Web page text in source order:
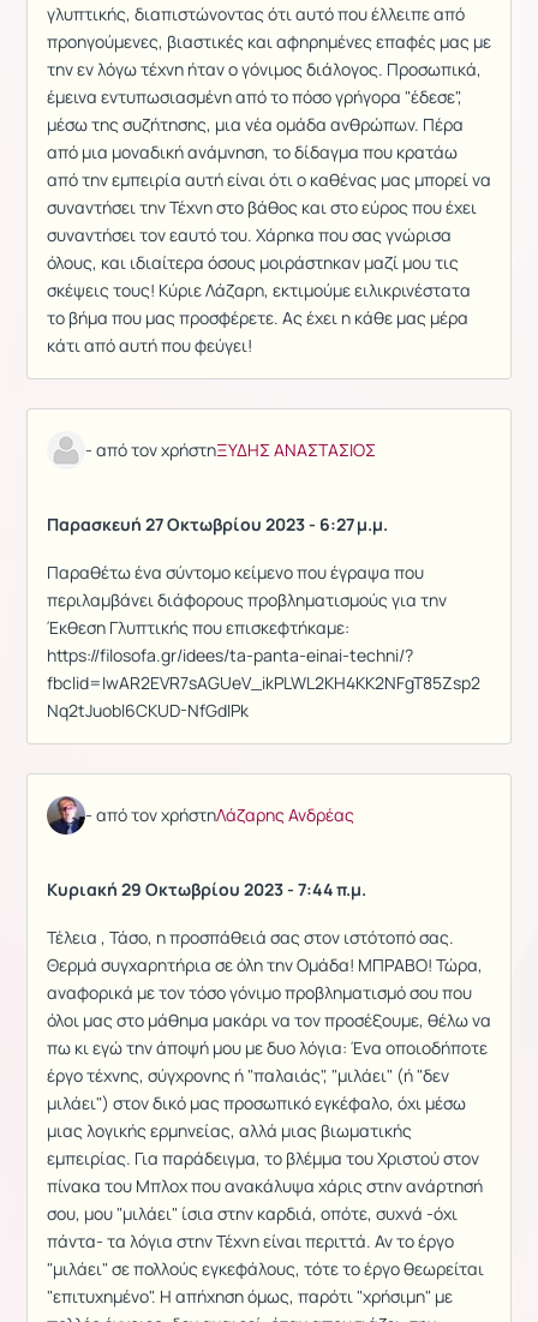
γλυπτικής, διαπιστώνοντας ότι αυτό που έλλειπε από
προηγούμενες, βιαστικές και αφηρημένες επαφές μας με
την εν λόγω τέχνη ήταν ο γόνιμος διάλογος. Προσωπικά,
έμεινα εντυπωσιασμένη από το πόσο γρήγορα "έδεσε",
μέσω της συζήτησης, μια νέα ομάδα ανθρώπων. Πέρα
από μια μοναδική ανάμνηση, το δίδαγμα που κρατάω
από την εμπειρία αυτή είναι ότι ο καθένας μας μπορεί να
συναντήσει την Τέχνη στο βάθος και στο εύρος που έχει
συναντήσει τον εαυτό του. Χάρηκα που σας γνώρισα
όλους, και ιδιαίτερα όσους μοιράστηκαν μαζί μου τις
σκέψεις τους! Κύριε Λάζαρη, εκτιμούμε ειλικρινέστατα
το βήμα που μας προσφέρετε. Ας έχει η κάθε μας μέρα
κάτι από αυτή που φεύγει!
- από τον χρήστηΞΥΔΗΣ ΑΝΑΣΤΑΣΙΟΣ
Παρασκευή 27 Οκτωβρίου 2023 - 6:27 μ.μ.
Παραθέτω ένα σύντομο κείμενο που έγραψα που
περιλαμβάνει διάφορους προβληματισμούς για την
Έκθεση Γλυπτικής που επισκεφτήκαμε:
https://filosofa.gr/idees/ta-panta-einai-techni/?
fbclid=IwAR2EVR7sAGUeV_ikPLWL2KH4KK2NFgT85Zsp2
Nq2tJuobl6CKUD-NfGdIPk
- από τον χρήστηΛάζαρης Ανδρέας
Κυριακή 29 Οκτωβρίου 2023 - 7:44 π.μ.
Τέλεια , Τάσο, η προσπάθειά σας στον ιστότοπό σας.
Θερμά συγχαρητήρια σε όλη την Ομάδα! ΜΠΡΑΒΟ! Τώρα,
αναφορικά με τον τόσο γόνιμο προβληματισμό σου που
όλοι μας στο μάθημα μακάρι να τον προσέξουμε, θέλω να
πω κι εγώ την άποψή μου με δυο λόγια: Ένα οποιοδήποτε
έργο τέχνης, σύγχρονης ή "παλαιάς", "μιλάει" (ή "δεν
μιλάει") στον δικό μας προσωπικό εγκέφαλο, όχι μέσω
μιας λογικής ερμηνείας, αλλά μιας βιωματικής
εμπειρίας. Για παράδειγμα, το βλέμμα του Χριστού στον
πίνακα του Μπλοχ που ανακάλυψα χάρις στην ανάρτησή
σου, μου "μιλάει" ίσια στην καρδιά, οπότε, συχνά -όχι
πάντα- τα λόγια στην Τέχνη είναι περιττά. Αν το έργο
"μιλάει" σε πολλούς εγκεφάλους, τότε το έργο θεωρείται
"επιτυχημένο". Η απήχηση όμως, παρότι "χρήσιμη" με